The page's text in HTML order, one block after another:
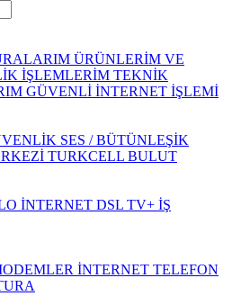
ÜRÜNLERİM VE
İŞLEMLERİM TEKNİK
GÜVENLİ İNTERNET İŞLEMİ
SES / BÜTÜNLEŞİK
TURKCELL BULUT
İNTERNET DSL TV+ İŞ
İNTERNET TELEFON